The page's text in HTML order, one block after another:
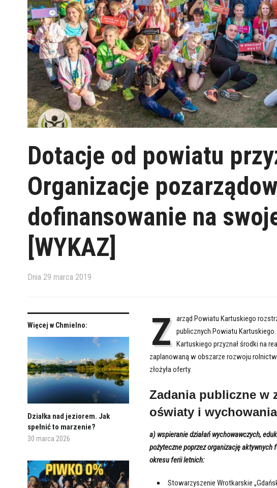
Dotacje od powiatu
Organizacje
dofinansowanie na
[WYKAZ]
Dnia 29 marca 2019
Więcej w Chmielno:
Działka nad jeziorem. Jak
spełnić to marzenie?
30 marca 2026
Z arząd Powiatu Kartuskiego
publicznych Powiatu
Kartuskiego przyznał środki na
zaplanowaną w obszarze rozwoju
złożyła oferty.
Zadania publiczne w
oświaty i
a) wspieranie działań wychowawczych,
pożyteczne poprzez organizację
okresu ferii letnich:
Stowarzyszenie Wrotkarskie